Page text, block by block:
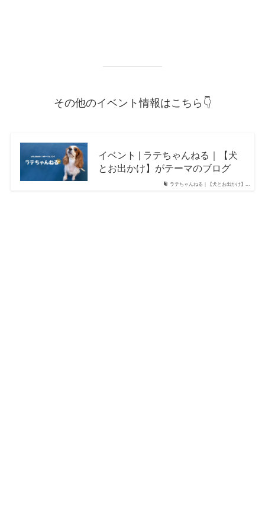
その他のイベント情報はこちら👇
ラテちゃんねる｜【犬とお出かけ】...
イベント | ラテちゃんねる｜【犬
とお出かけ】がテーマのブログ